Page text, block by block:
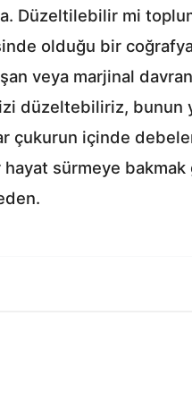
Düzeltilebilir mi
olduğu bir
veya marjinal
düzeltebiliriz,
çukurun içinde
sürmeye bakmak